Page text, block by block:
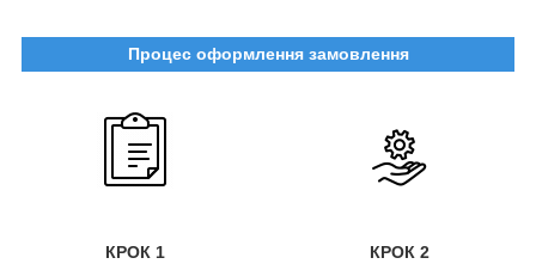
Процес оформлення замовлення
КРОК 1
КРОК 2